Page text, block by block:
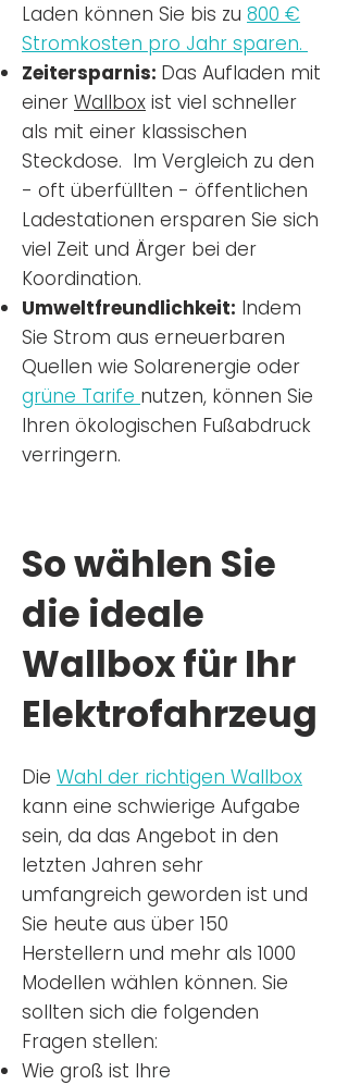
Laden können Sie bis zu 800 €
Stromkosten pro Jahr sparen.
Zeitersparnis: Das Aufladen mit
einer Wallbox ist viel schneller
als mit einer klassischen
Steckdose. Im Vergleich zu den
- oft überfüllten - öffentlichen
Ladestationen ersparen Sie sich
viel Zeit und Ärger bei der
Koordination.
Umweltfreundlichkeit: Indem
Sie Strom aus erneuerbaren
Quellen wie Solarenergie oder
grüne Tarife nutzen, können Sie
Ihren ökologischen Fußabdruck
verringern.
So wählen Sie
die ideale
Wallbox für Ihr
Elektrofahrzeug
Die Wahl der richtigen Wallbox
kann eine schwierige Aufgabe
sein, da das Angebot in den
letzten Jahren sehr
umfangreich geworden ist und
Sie heute aus über 150
Herstellern und mehr als 1000
Modellen wählen können. Sie
sollten sich die folgenden
Fragen stellen:
Wie groß ist Ihre